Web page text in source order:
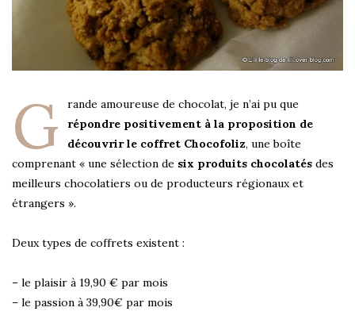
G
rande amoureuse de chocolat, je n’ai pu que
répondre positivement à la proposition de
découvrir le coffret Chocofoliz, une boîte
comprenant « une sélection de six produits chocolatés des
meilleurs chocolatiers ou de producteurs régionaux et
étrangers ».
Deux types de coffrets existent :
– le plaisir à 19,90 € par mois
– le passion à 39,90€ par mois